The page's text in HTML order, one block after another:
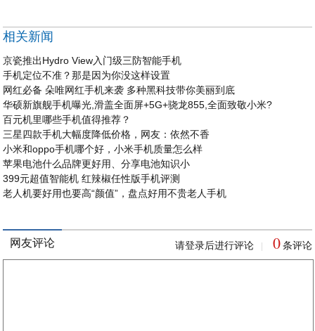
相关新闻
京瓷推出Hydro View入门级三防智能手机
手机定位不准？那是因为你没这样设置
网红必备 朵唯网红手机来袭 多种黑科技带你美丽到底
华硕新旗舰手机曝光,滑盖全面屏+5G+骁龙855,全面致敬小米?
百元机里哪些手机值得推荐？
三星四款手机大幅度降低价格，网友：依然不香
小米和oppo手机哪个好，小米手机质量怎么样
苹果电池什么品牌更好用、分享电池知识小
399元超值智能机 红辣椒任性版手机评测
老人机要好用也要高“颜值”，盘点好用不贵老人手机
网友评论 请登录后进行评论 0 条评论